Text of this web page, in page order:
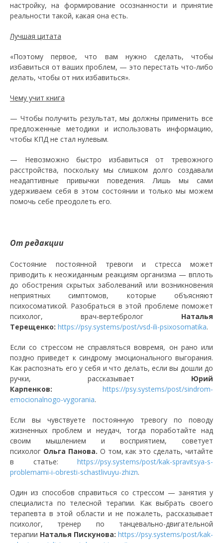
настройку, на формирование осознанности и принятие
реальности такой, какая она есть.
Лучшая цитата
«Поэтому первое, что вам нужно сделать, чтобы
избавиться от ваших проблем, — это перестать что-либо
делать, чтобы от них избавиться».
Чему учит книга
— Чтобы получить результат, мы должны применить все
предложенные методики и использовать информацию,
чтобы КПД не стал нулевым.
— Невозможно быстро избавиться от тревожного
расстройства, поскольку мы слишком долго создавали
неадаптивные привычки поведения. Лишь мы сами
удерживаем себя в этом состоянии и только мы можем
помочь себе преодолеть его.
От редакции
Состояние постоянной тревоги и стресса может
приводить к неожиданным реакциям организма — вплоть
до обострения скрытых заболеваний или возникновения
неприятных симптомов, которые объясняют
психосоматикой. Разобраться в этой проблеме поможет
психолог, врач-вертебролог Наталья
Терещенко: https://psy.systems/post/vsd-ili-psixosomatika.
Если со стрессом не справляться вовремя, он рано или
поздно приведет к синдрому эмоционального выгорания.
Как распознать его у себя и что делать, если вы дошли до
ручки, рассказывает Юрий
Карпенков: https://psy.systems/post/sindrom-
emocionalnogo-vygorania.
Если вы чувствуете постоянную тревогу по поводу
жизненных проблем и неудач, тогда поработайте над
своим мышлением и восприятием, советует
психолог Ольга Панова. О том, как это сделать, читайте
в статье: https://psy.systems/post/kak-spravitsya-s-
problemami-i-obresti-schastlivuyu-zhizn.
Один из способов справиться со стрессом — занятия у
специалиста по телесной терапии. Как выбрать своего
терапевта в этой области и не пожалеть, рассказывает
психолог, тренер по танцевально-двигательной
терапии Наталья Пискунова: https://psy.systems/post/kak-